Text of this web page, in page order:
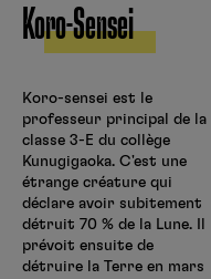
Koro-Sensei
Koro-sensei est le
professeur principal de la
classe 3-E du collège
Kunugigaoka. C'est une
étrange créature qui
déclare avoir subitement
détruit 70 % de la Lune. Il
prévoit ensuite de
détruire la Terre en mars